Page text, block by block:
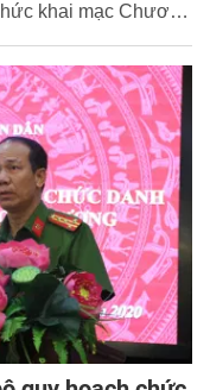
khai mạc Chương
học viên Học viện.